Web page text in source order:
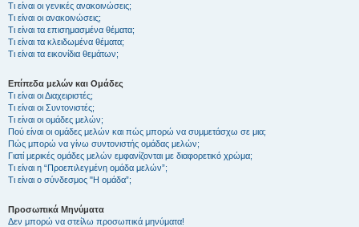
Τι είναι οι γενικές ανακοινώσεις;
Τι είναι οι ανακοινώσεις;
Τι είναι τα επισημασμένα θέματα;
Τι είναι τα κλειδωμένα θέματα;
Τι είναι τα εικονίδια θεμάτων;
Επίπεδα μελών και Ομάδες
Τι είναι οι Διαχειριστές;
Τι είναι οι Συντονιστές;
Τι είναι οι ομάδες μελών;
Πού είναι οι ομάδες μελών και πώς μπορώ να συμμετάσχω σε μια;
Πώς μπορώ να γίνω συντονιστής ομάδας μελών;
Γιατί μερικές ομάδες μελών εμφανίζονται με διαφορετικό χρώμα;
Τι είναι η “Προεπιλεγμένη ομάδα μελών”;
Τι είναι ο σύνδεσμος "Η ομάδα”;
Προσωπικά Μηνύματα
Δεν μπορώ να στείλω προσωπικά μηνύματα!